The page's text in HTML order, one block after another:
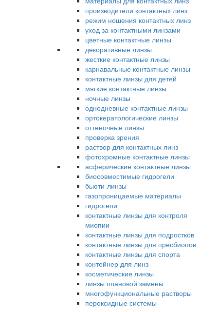
производители контактных линз
режим ношения контактных линз
уход за контактными линзами
цветные контактные линзы
декоративные линзы
жесткие контактные линзы
карнавальные контактные линзы
контактные линзы для детей
мягкие контактные линзы
ночные линзы
однодневные контактные линзы
ортокератологические линзы
оттеночные линзы
проверка зрения
раствор для контактных линз
фотохромные контактные линзы
асферические контактные линзы
биосовместимые гидрогели
бьюти-линзы
газопроницаемые материалы
гидрогели
контактные линзы для контроля
миопии
контактные линзы для подростков
контактные линзы для пресбиопов
контактные линзы для спорта
контейнер для линз
косметические линзы
линзы плановой замены
многофункциональные растворы
пероксидные системы